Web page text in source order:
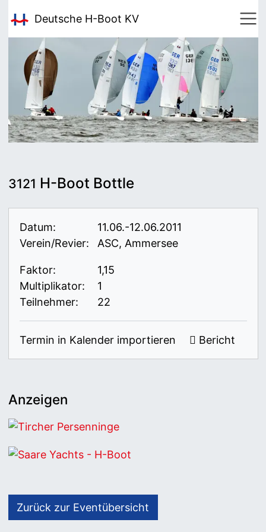
Deutsche H-Boot KV
3121 H-Boot Bottle
Datum:
11.06.-12.06.2011
Verein/Revier:
ASC, Ammersee
Faktor:
1,15
Multiplikator:
1
Teilnehmer:
22
Termin in Kalender importieren Bericht
Anzeigen
Zurück zur Eventübersicht